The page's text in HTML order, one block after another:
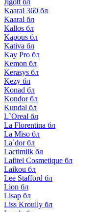
Jigott бл
Kaaral 360 бл
Kaaral бл
Kallos бл
Kapous бл
Kativa бл
Kay Pro бл
Kemon бл
Kerasys бл
Kezy бл
Konad бл
Kondor бл
Kundal бл
L`Oreal бл
La Florentina бл
La Miso бл
La`dor бл
Lactimilk бл
Lafitel Cosmetique бл
Laikou бл
Lee Stafford бл
Lion бл
Lisap бл
Liss Kroully бл